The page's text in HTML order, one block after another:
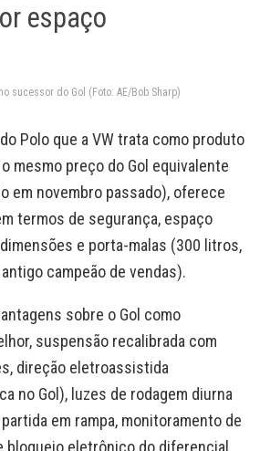
espaço
sucessor do Gol (Foto: AE/Bob Sharp)
Polo que a VW trata como produto
mesmo preço do Gol equivalente
em novembro passado), oferece
termos de segurança, espaço
e porta-malas (300 litros,
campeão de vendas).
sobre o Gol como
suspensão recalibrada com
direção eletroassistida
no Gol), luzes de rodagem diurna
em rampa, monitoramento de